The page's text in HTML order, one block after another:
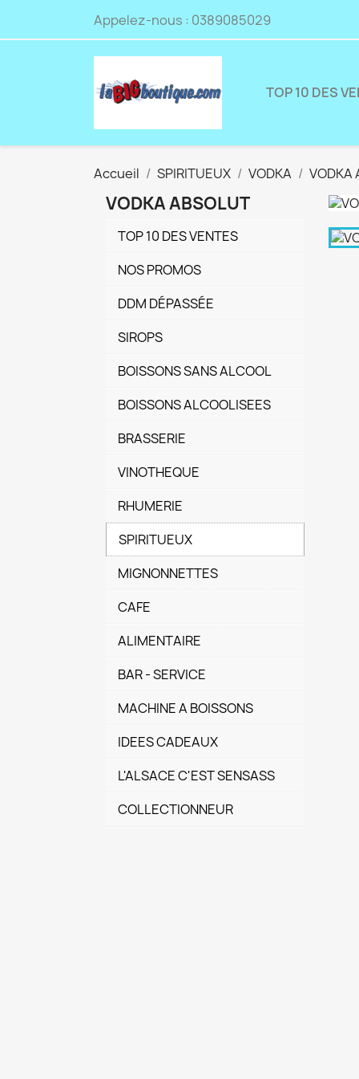
Appelez-nous : 0389085029
TOP 10 DES
Accueil SPIRITUEUX VODKA VODKA
VODKA ABSOLUT
TOP 10 DES VENTES
NOS PROMOS
DDM DÉPASSÉE
SIROPS
BOISSONS SANS ALCOOL
BOISSONS ALCOOLISEES
BRASSERIE
VINOTHEQUE
RHUMERIE
SPIRITUEUX
MIGNONNETTES
CAFE
ALIMENTAIRE
BAR - SERVICE
MACHINE A BOISSONS
IDEES CADEAUX
L'ALSACE C'EST SENSASS
COLLECTIONNEUR